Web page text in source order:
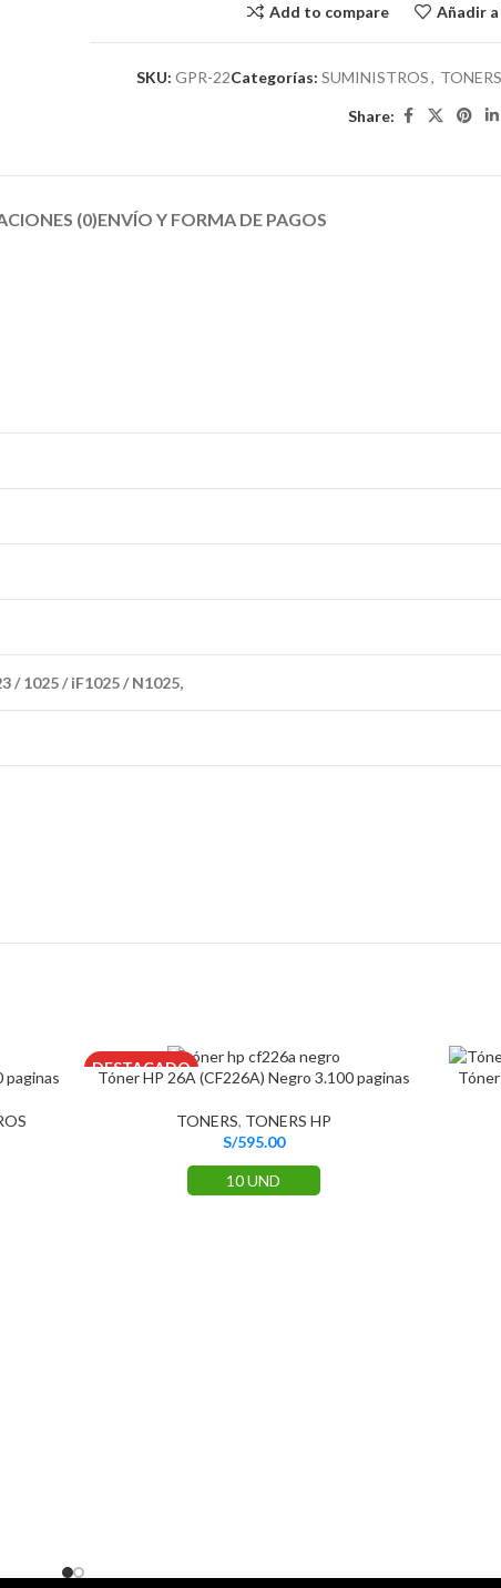
Add to compare Añadir
SKU:GPR-22Categorías: SUMINISTROS , TONERS
Share:
(0)ENVÍO Y FORMA DE PAGOS​
/ 1025 / iF1025 / N1025,
paginas
DESTACADO
Tóner HP 26A (CF226A) Negro 3.100 paginas
TONERS, TONERS HP
S/595.00
10 UND